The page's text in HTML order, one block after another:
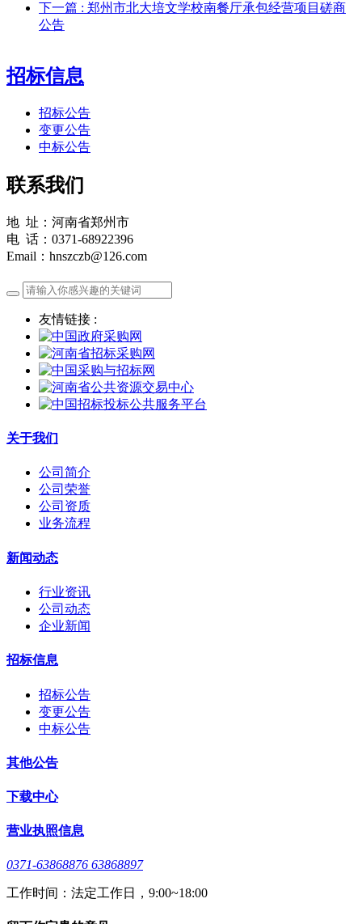
下一篇 : 郑州市北大培文学校南餐厅承包经营项目磋商
公告
招标信息
招标公告
变更公告
中标公告
联系我们
地 址：河南省郑州市
电 话：0371-68922396
Email：hnszczb@126.com
友情链接 :
关于我们
公司简介
公司荣誉
公司资质
业务流程
新闻动态
行业资讯
公司动态
企业新闻
招标信息
招标公告
变更公告
中标公告
其他公告
下载中心
营业执照信息
0371-63868876 63868897
工作时间：法定工作日，9:00~18:00